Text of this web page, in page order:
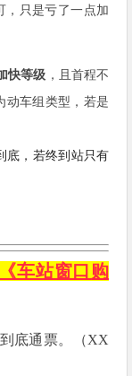
，只是亏了一点加
快等级 ，
且首程不
动车组类型，若是
底，若终到站只有
《车站窗口 购
底通票。（XX